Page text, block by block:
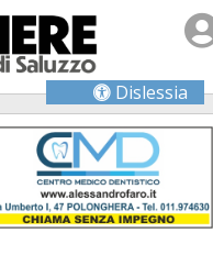
Dislessia